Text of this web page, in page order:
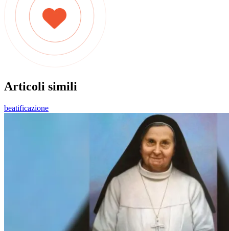
Articoli simili
beatificazione